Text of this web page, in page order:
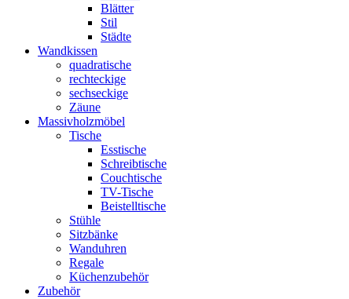
Blätter
Stil
Städte
Wandkissen
quadratische
rechteckige
sechseckige
Zäune
Massivholzmöbel
Tische
Esstische
Schreibtische
Couchtische
TV-Tische
Beistelltische
Stühle
Sitzbänke
Wanduhren
Regale
Küchenzubehör
Zubehör